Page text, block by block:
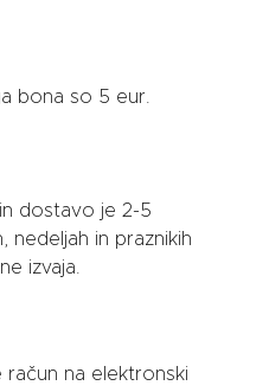
bona so 5 eur.
dostavo je 2-5
nedeljah in praznikih
izvaja.
račun na elektronski